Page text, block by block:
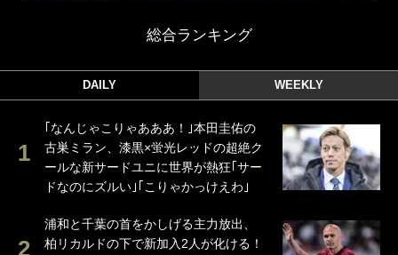
総合ランキング
DAILY WEEKLY
｢なんじゃこりゃあああ！｣本田圭佑の
古巣ミラン、漆黒×蛍光レッドの超絶ク
ールな新サードユニに世界が熱狂｢サー
ドなのにズルい｣｢こりゃかっけえわ｣
浦和と千葉の首をかしげる主力放出、
柏リカルドの下で新加入2人が化ける！